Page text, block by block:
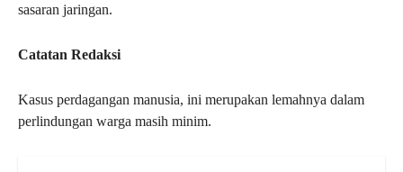
sasaran jaringan.
Catatan Redaksi
Kasus perdagangan manusia, ini merupakan lemahnya dalam
perlindungan warga masih minim.